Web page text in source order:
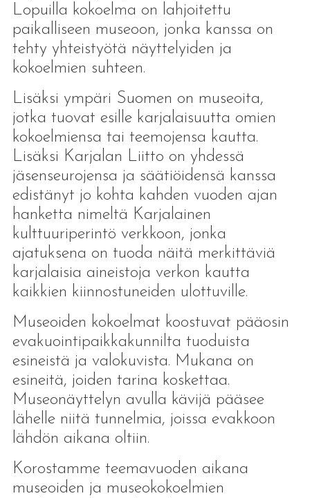
Lopuilla kokoelma on lahjoitettu
paikalliseen museoon, jonka kanssa on
tehty yhteistyötä näyttelyiden ja
kokoelmien suhteen.
Lisäksi ympäri Suomen on museoita,
jotka tuovat esille karjalaisuutta omien
kokoelmiensa tai teemojensa kautta.
Lisäksi Karjalan Liitto on yhdessä
jäsenseurojensa ja säätiöidensä kanssa
edistänyt jo kohta kahden vuoden ajan
hanketta nimeltä Karjalainen
kulttuuriperintö verkkoon, jonka
ajatuksena on tuoda näitä merkittäviä
karjalaisia aineistoja verkon kautta
kaikkien kiinnostuneiden ulottuville.
Museoiden kokoelmat koostuvat pääosin
evakuointipaikkakunnilta tuoduista
esineistä ja valokuvista. Mukana on
esineitä, joiden tarina koskettaa.
Museonäyttelyn avulla kävijä pääsee
lähelle niitä tunnelmia, joissa evakkoon
lähdön aikana oltiin.
Korostamme teemavuoden aikana
museoiden ja museokokoelmien